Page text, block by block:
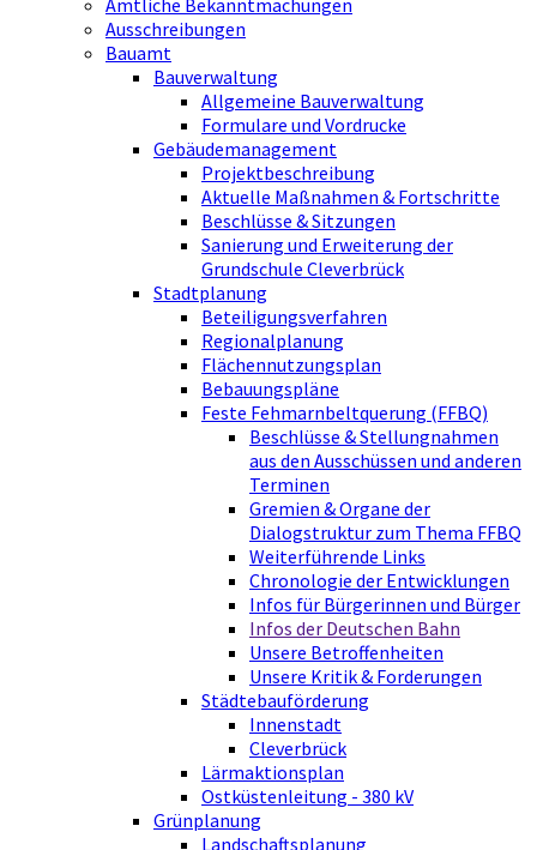
Ausschreibungen
Bauamt
Bauverwaltung
Allgemeine Bauverwaltung
Formulare und Vordrucke
Gebäudemanagement
Projektbeschreibung
Aktuelle Maßnahmen & Fortschritte
Beschlüsse & Sitzungen
Sanierung und Erweiterung der
Grundschule Cleverbrück
Stadtplanung
Beteiligungsverfahren
Regionalplanung
Flächennutzungsplan
Bebauungspläne
Feste Fehmarnbeltquerung (FFBQ)
Beschlüsse & Stellungnahmen
aus den Ausschüssen und anderen
Terminen
Gremien & Organe der
Dialogstruktur zum Thema FFBQ
Weiterführende Links
Chronologie der Entwicklungen
Infos für Bürgerinnen und Bürger
Infos der Deutschen Bahn
Unsere Betroffenheiten
Unsere Kritik & Forderungen
Städtebauförderung
Innenstadt
Cleverbrück
Lärmaktionsplan
Ostküstenleitung - 380 kV
Grünplanung
Landschaftsplanung